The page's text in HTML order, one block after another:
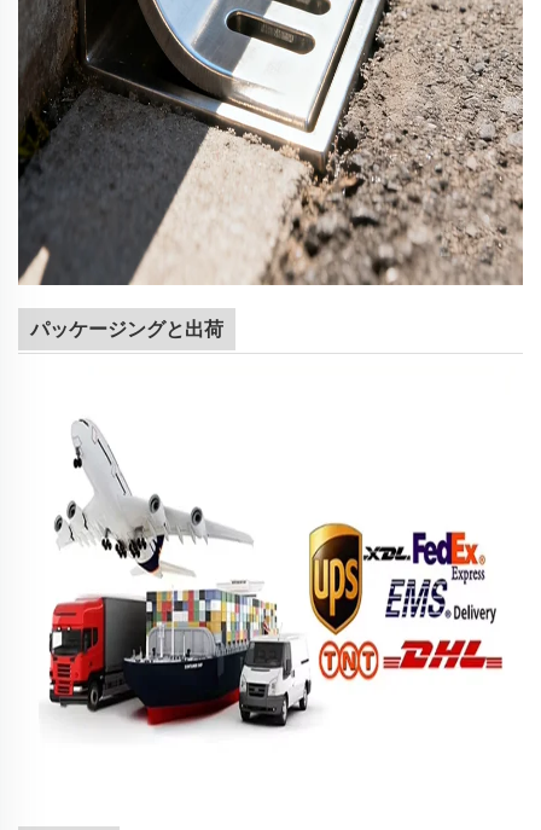
パッケージングと出荷